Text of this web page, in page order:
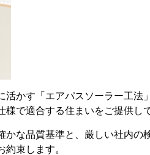
かす「エアパスソーラー工法
で適合する住まいをご提供し
な品質基準と、厳しい社内の
束します。